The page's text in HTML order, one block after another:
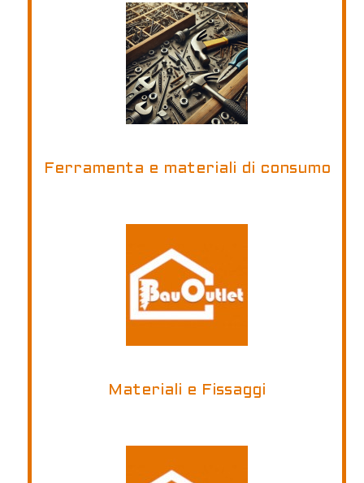
Ferramenta e materiali di consumo
Materiali e Fissaggi